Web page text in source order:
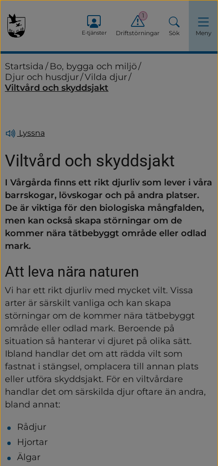
E-tjänster Driftstörningar
1
Sök Meny
Startsida / Bo, bygga och miljö/
Djur och husdjur/Vilda djur/
Viltvård och skyddsjakt
Lyssna
Viltvård och skyddsjakt
I Vårgårda finns ett rikt djurliv som lever i våra
barrskogar, lövskogar och på andra platser.
De är viktiga för den biologiska mångfalden,
men kan också skapa störningar om de
kommer nära tätbebyggt område eller odlad
mark.
Att leva nära naturen
Vi har ett rikt djurliv med mycket vilt. Vissa
arter är särskilt vanliga och kan skapa
störningar om de kommer nära tätbebyggt
område eller odlad mark. Beroende på
situation så hanterar vi djuret på olika sätt.
Ibland handlar det om att rädda vilt som
fastnat i stängsel, omplacera till annan plats
eller utföra skyddsjakt. För en viltvårdare
handlar det om särskilda djur oftare än andra,
bland annat:
Rådjur
Hjortar
Älgar